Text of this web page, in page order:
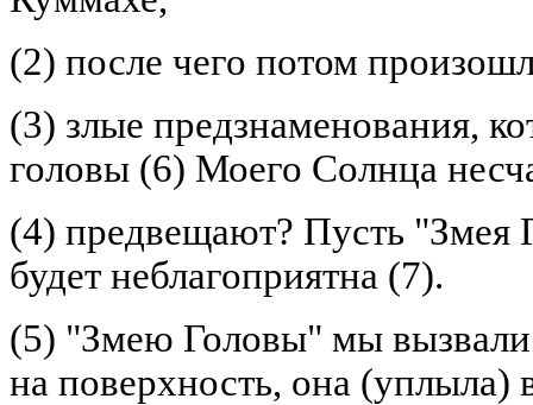
(2) после чего потом
(3) злые предзнаменования,
головы (6) Моего Солнца
(4) предвещают? Пусть "Змея
будет неблагоприятна (7).
(5) "Змею Головы" мы
на поверхность, она (уплыла)